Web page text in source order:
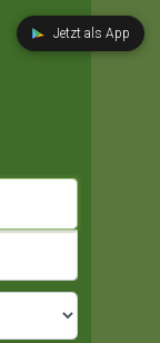
Jetzt als App